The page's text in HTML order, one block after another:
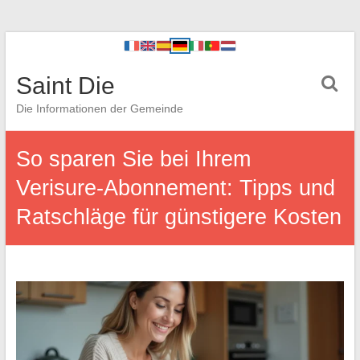
Saint Die
Die Informationen der Gemeinde
So sparen Sie bei Ihrem
Verisure-Abonnement: Tipps und
Ratschläge für günstigere Kosten